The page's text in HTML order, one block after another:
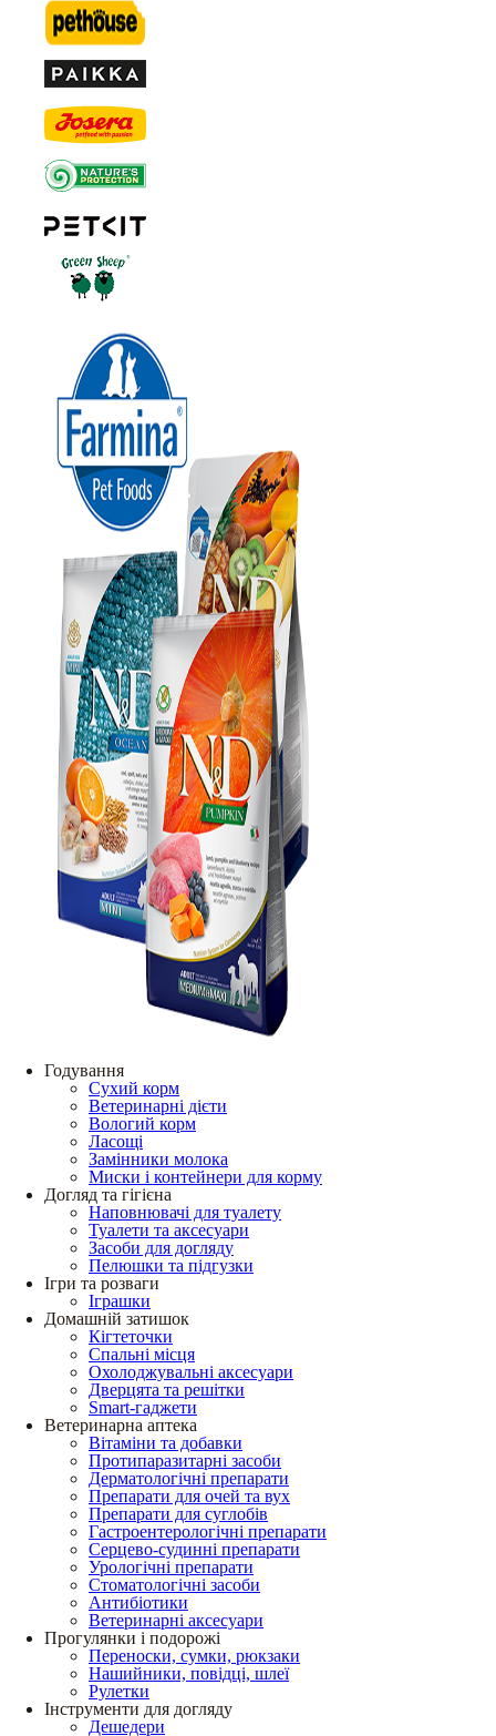
Годування
Сухий корм
Ветеринарні дієти
Вологий корм
Ласощі
Замінники молока
Миски і контейнери для корму
Догляд та гігієна
Наповнювачі для туалету
Туалети та аксесуари
Засоби для догляду
Пелюшки та підгузки
Ігри та розваги
Іграшки
Домашній затишок
Кігтеточки
Спальні місця
Охолоджувальні аксесуари
Дверцята та решітки
Smart-гаджети
Ветеринарна аптека
Вітаміни та добавки
Протипаразитарні засоби
Дерматологічні препарати
Препарати для очей та вух
Препарати для суглобів
Гастроентерологічні препарати
Серцево-судинні препарати
Урологічні препарати
Стоматологічні засоби
Антибіотики
Ветеринарні аксесуари
Прогулянки і подорожі
Переноски, сумки, рюкзаки
Нашийники, повідці, шлеї
Рулетки
Інструменти для догляду
Дешедери